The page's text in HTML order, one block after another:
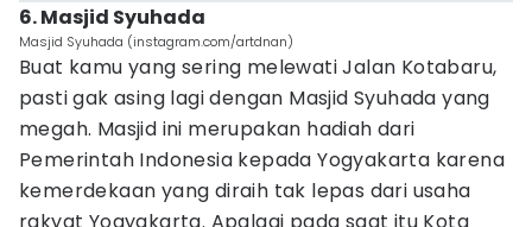
6. Masjid Syuhada
Masjid Syuhada (instagram.com/artdnan)
Buat kamu yang sering melewati Jalan Kotabaru,
pasti gak asing lagi dengan Masjid Syuhada yang
megah. Masjid ini merupakan hadiah dari
Pemerintah Indonesia kepada Yogyakarta karena
kemerdekaan yang diraih tak lepas dari usaha